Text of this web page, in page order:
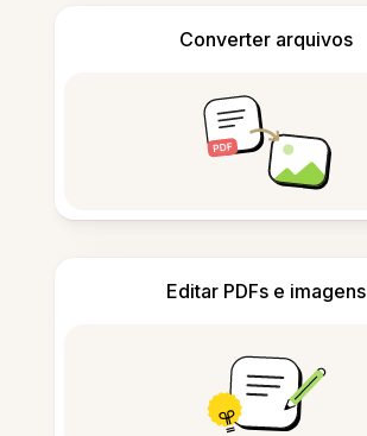
Converter arquivos
Editar PDFs e imagens